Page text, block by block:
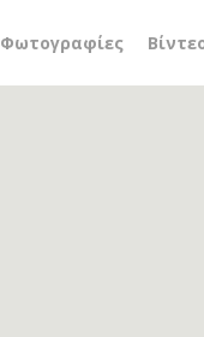
Φωτογραφίες
το